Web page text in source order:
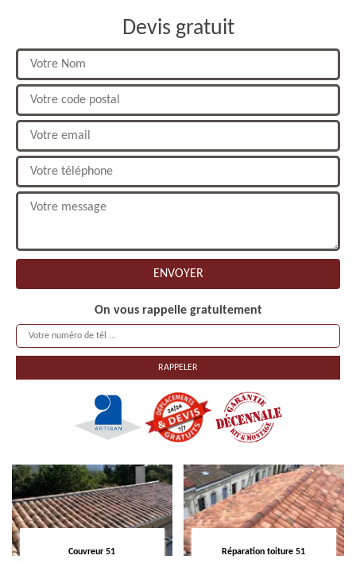
Devis gratuit
On vous rappelle gratuitement
Couvreur 51 Réparation toiture 51